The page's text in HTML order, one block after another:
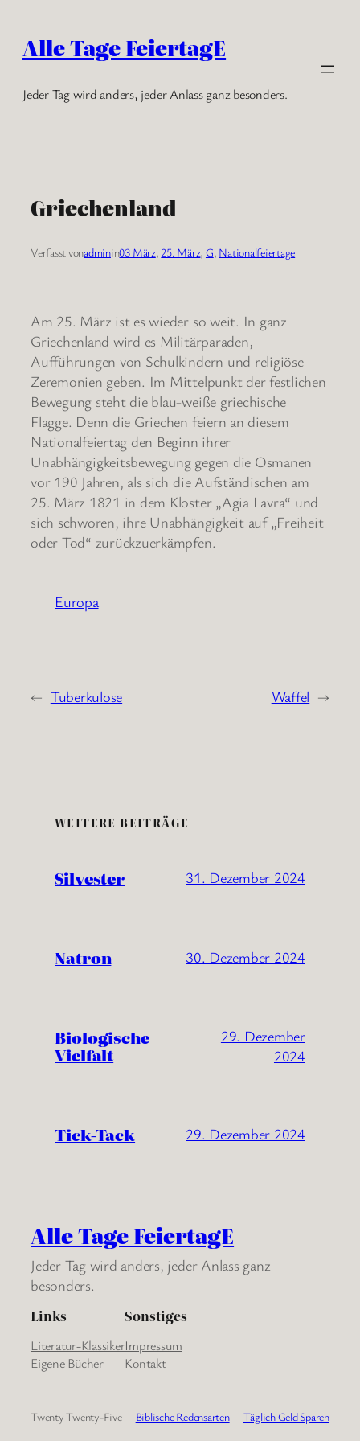
Inhalt
springen
Alle Tage FeiertagE
Jeder Tag wird anders, jeder Anlass ganz besonders.
Griechenland
Verfasst vonadminin03 März, 25. März, G, Nationalfeiertage
Am 25. März ist es wieder so weit. In ganz
Griechenland wird es Militärparaden,
Aufführungen von Schulkindern und religiöse
Zeremonien geben. Im Mittelpunkt der festlichen
Bewegung steht die blau-weiße griechische
Flagge. Denn die Griechen feiern an diesem
Nationalfeiertag den Beginn ihrer
Unabhängigkeitsbewegung gegen die Osmanen
vor 190 Jahren, als sich die Aufständischen am
25. März 1821 in dem Kloster „Agia Lavra“ und
sich schworen, ihre Unabhängigkeit auf „Freiheit
oder Tod“ zurückzuerkämpfen.
Europa
← Tuberkulose Waffel →
WEITERE BEITRÄGE
Silvester 31. Dezember 2024
Natron 30. Dezember 2024
Biologische
Vielfalt
29. Dezember
2024
Tick-Tack 29. Dezember 2024
Alle Tage FeiertagE
Jeder Tag wird anders, jeder Anlass ganz
besonders.
Links
Literatur-Klassiker
Eigene Bücher
Sonstiges
Impressum
Kontakt
Twenty Twenty-Five Biblische Redensarten Täglich Geld Sparen